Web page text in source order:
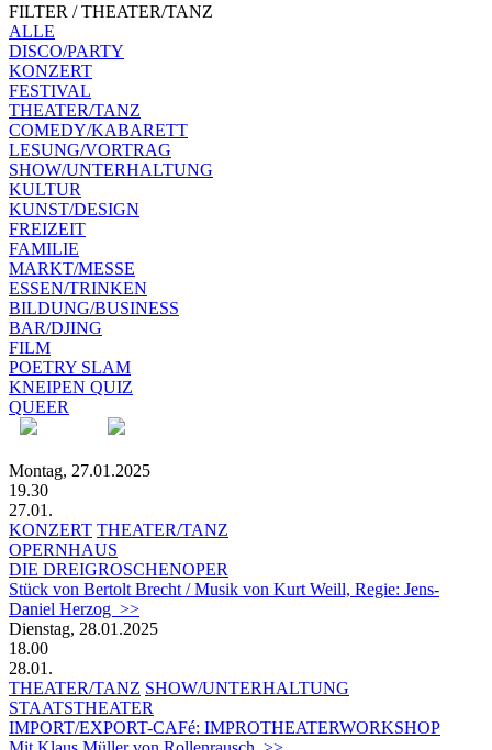
FILTER / THEATER/TANZ
ALLE
DISCO/PARTY
KONZERT
FESTIVAL
THEATER/TANZ
COMEDY/KABARETT
LESUNG/VORTRAG
SHOW/UNTERHALTUNG
KULTUR
KUNST/DESIGN
FREIZEIT
FAMILIE
MARKT/MESSE
ESSEN/TRINKEN
BILDUNG/BUSINESS
BAR/DJING
FILM
POETRY SLAM
KNEIPEN QUIZ
QUEER
Montag, 27.01.2025
19.30
27.01.
KONZERT THEATER/TANZ
OPERNHAUS
DIE DREIGROSCHENOPER
Stück von Bertolt Brecht / Musik von Kurt Weill, Regie: Jens-
Daniel Herzog >>
Dienstag, 28.01.2025
18.00
28.01.
THEATER/TANZ SHOW/UNTERHALTUNG
STAATSTHEATER
IMPORT/EXPORT-CAFé: IMPROTHEATERWORKSHOP